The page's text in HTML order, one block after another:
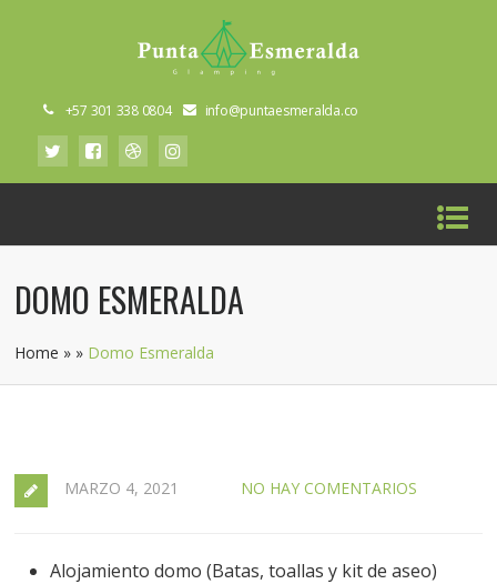
+57 301 338 0804 info@puntaesmeralda.co
DOMO ESMERALDA
Home » » Domo Esmeralda
MARZO 4, 2021 NO HAY COMENTARIOS
Alojamiento domo (Batas, toallas y kit de aseo)